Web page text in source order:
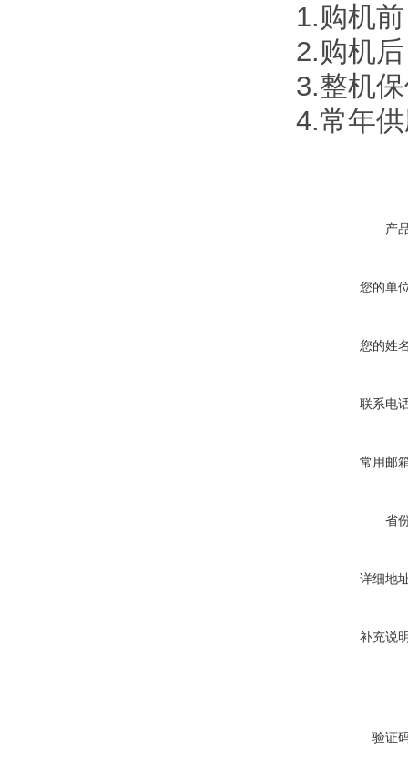
1.购机
2.购机
3.整机
4.常年
产
您的单
您的姓
联系电
常用邮
省
详细地
补充说
验证